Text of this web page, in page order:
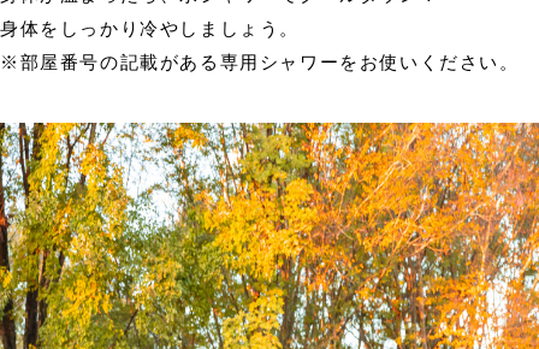
身体をしっかり冷やしましょう。
※部屋番号の記載がある専用シャワーをお使いください。